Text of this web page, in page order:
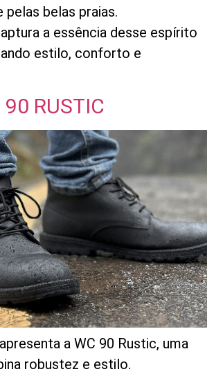
belas praias.
a essência desse espírito
estilo, conforto e
RUSTIC
a WC 90 Rustic, uma
robustez e estilo.